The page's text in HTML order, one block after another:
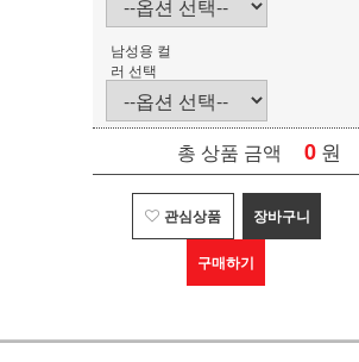
남성용 컬
러 선택
총 상품 금액 0 원
관심상품 장바구니
구매하기